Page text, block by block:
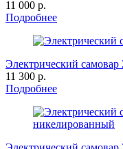
11 000 р.
Подробнее
Электрический
11 300 р.
Подробнее